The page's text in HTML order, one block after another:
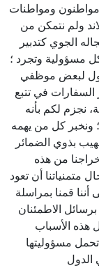
مواطنون ومواطنات
ولم نتمكن من
الجوي كتدبير
مسؤولية وتجرد ؛
لبعض موظفي
السفارات في تتبع
نجزم لكم بأنه
ونخبر كل من يهمه
بذوي الضمائر
من هذه
متمنياتنا أن تعود
أننا قمنا بمراسلة
الاطمئنان
الأسباب
مسؤوليتها